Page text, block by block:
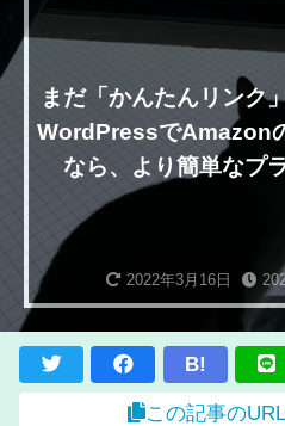
まだ「かんたんリンク
WordPressでAmazon
なら、より簡単なプ
2022年3月16日
B!
この記事の